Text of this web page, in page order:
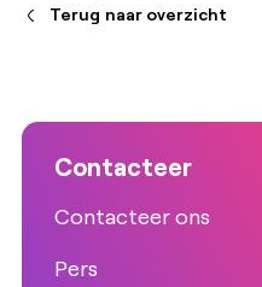
Terug naar overzicht
Contacteer
Contacteer ons
Pers